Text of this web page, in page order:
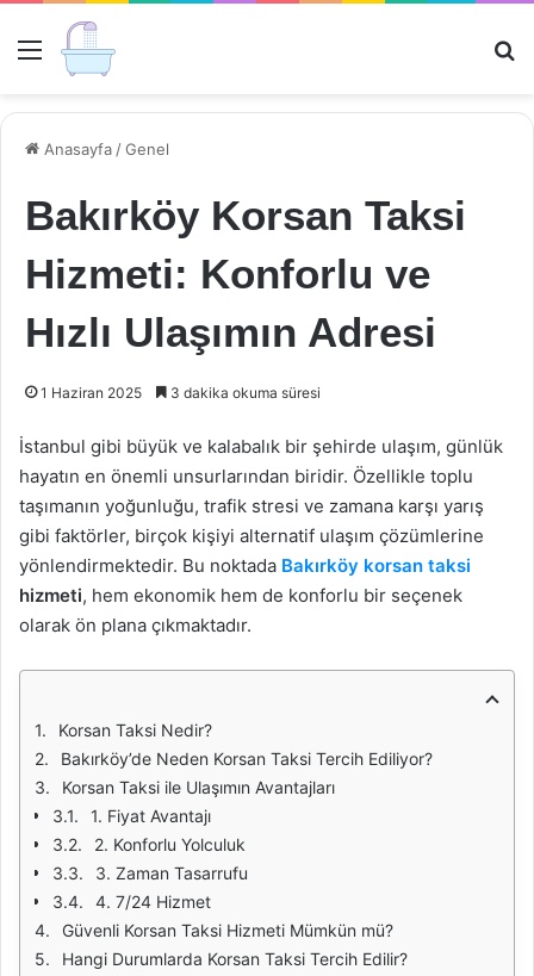
Menü
Anasayfa /Genel
Bakırköy Korsan Taksi
Hizmeti: Konforlu ve
Hızlı Ulaşımın Adresi
1 Haziran 2025 3 dakika okuma süresi
İstanbul gibi büyük ve kalabalık bir şehirde ulaşım, günlük
hayatın en önemli unsurlarından biridir. Özellikle toplu
taşımanın yoğunluğu, trafik stresi ve zamana karşı yarış
gibi faktörler, birçok kişiyi alternatif ulaşım çözümlerine
yönlendirmektedir. Bu noktada Bakırköy korsan taksi
hizmeti, hem ekonomik hem de konforlu bir seçenek
olarak ön plana çıkmaktadır.
Korsan Taksi Nedir?
Bakırköy’de Neden Korsan Taksi Tercih Ediliyor?
Korsan Taksi ile Ulaşımın Avantajları
1. Fiyat Avantajı
2. Konforlu Yolculuk
3. Zaman Tasarrufu
4. 7/24 Hizmet
Güvenli Korsan Taksi Hizmeti Mümkün mü?
Hangi Durumlarda Korsan Taksi Tercih Edilir?